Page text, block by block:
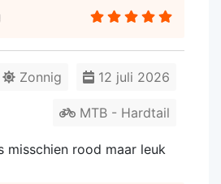
12 juli 2026
Zonnig
MTB - Hardtail
misschien rood maar leuk